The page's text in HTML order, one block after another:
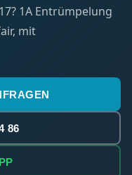
1A Entrümpelung
mit
86